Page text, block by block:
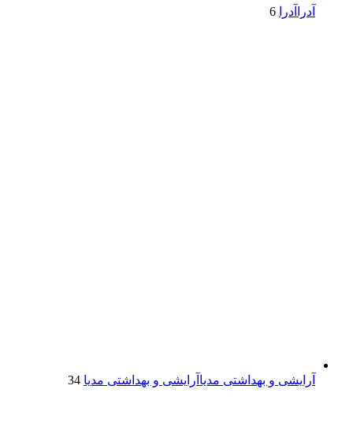
آدرا آدرا 6
آرایشی و بهداشتی مدیا آرایشی و بهداشتی مدیا 34